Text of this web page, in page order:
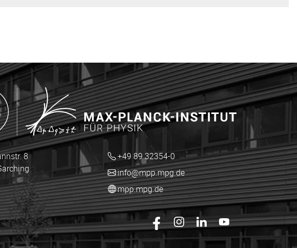
8
+49 89 32354-0
info@mpp.mpg.de
mpp.mpg.de
Das mpp.mpg.de auf Facebook
Das mpp.mpg.de auf Instagram
Das mpp.mpg.de auf
Das mpp.mpg.de